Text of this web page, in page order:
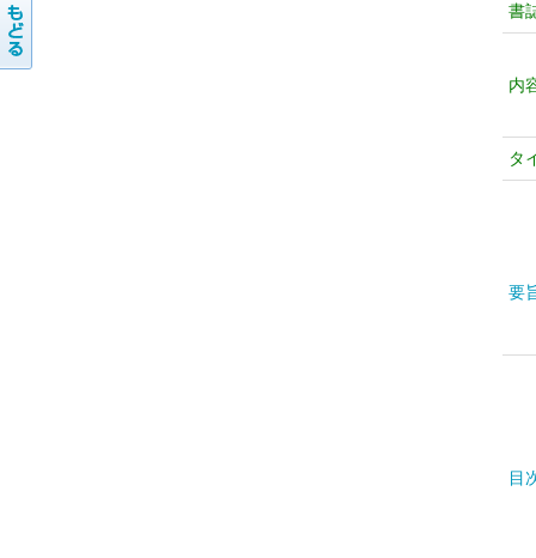
書
内
タ
要
目